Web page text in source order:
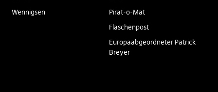
Wennigsen
Pirat-o-Mat
Flaschenpost
Europaabgeordneter Patrick
Breyer